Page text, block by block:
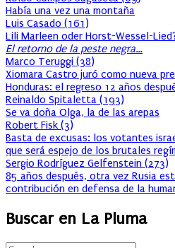
Había una vez una montaña
Luis Casado (161)
Lili Marleen oder Horst-Wessel-
El retorno de la peste negra…
Marco Teruggi (38)
Xiomara Castro juró como nueva
Honduras: el regreso 12 años
Reinaldo Spitaletta (193)
Se va doña Olga, la de las arepas
Robert Fisk (3)
Basta de excusas: los votantes
que será espejo de los brutales
Sergio Rodríguez Gelfenstein (273)
85 años después, otra vez Rusia
contribución en defensa de la
Buscar en La Pluma